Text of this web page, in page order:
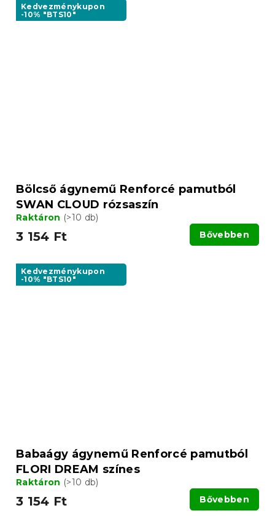
Kedvezménykupon
-10% "BTS10"
Bölcső ágynemű Renforcé pamutból
SWAN CLOUD rózsaszín
Raktáron (>10 db)
3 154 Ft Bővebben
Kedvezménykupon
-10% "BTS10"
Babaágy ágynemű Renforcé pamutból
FLORI DREAM színes
Raktáron (>10 db)
3 154 Ft Bővebben